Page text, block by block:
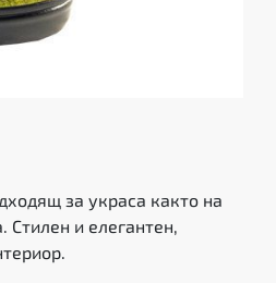
за украса както на
Стилен и елегантен,